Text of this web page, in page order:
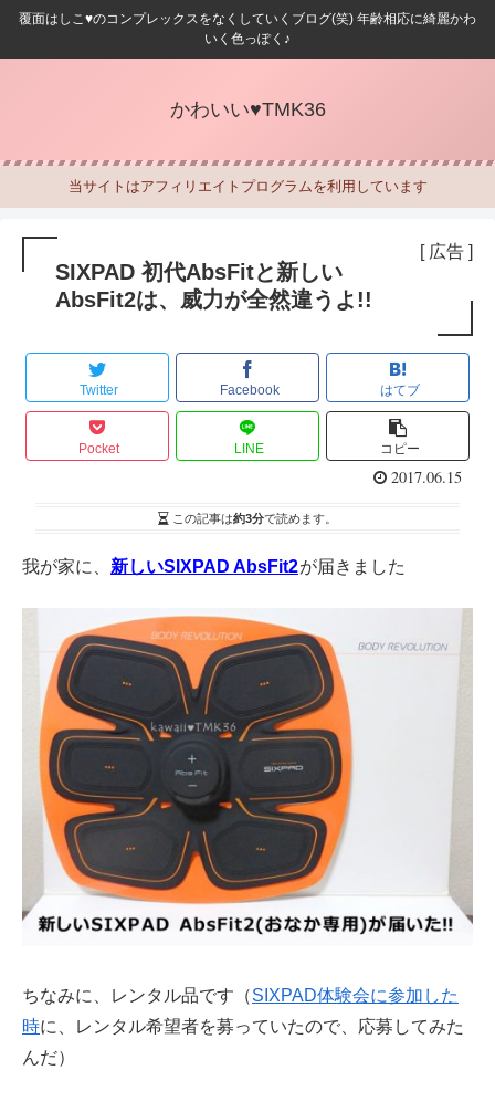
覆面はしこ♥のコンプレックスをなくしていくブログ(笑) 年齢相応に綺麗かわ
いく色っぽく♪
かわいい♥TMK36
当サイトはアフィリエイトプログラムを利用しています
[ 広告 ]
SIXPAD 初代AbsFitと新しい
AbsFit2は、威力が全然違うよ!!
Twitter Facebook はてブ
Pocket LINE コピー
2017.06.15
この記事は約3分で読めます。
我が家に、 新しいSIXPAD AbsFit2が届きました
ちなみに、レンタル品です（SIXPAD体験会に参加した
時に、レンタル希望者を募っていたので、応募してみた
んだ）